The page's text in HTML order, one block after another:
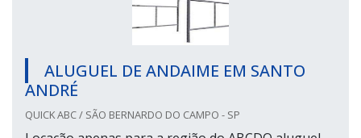
ALUGUEL DE ANDAIME EM SANTO
ANDRÉ
QUICK ABC / SÃO BERNARDO DO CAMPO - SP